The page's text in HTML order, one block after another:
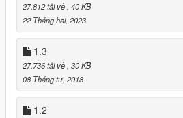
27.812 tải về , 40 KB
22 Tháng hai, 2023
1.3
27.736 tải về , 30 KB
08 Tháng tư, 2018
1.2